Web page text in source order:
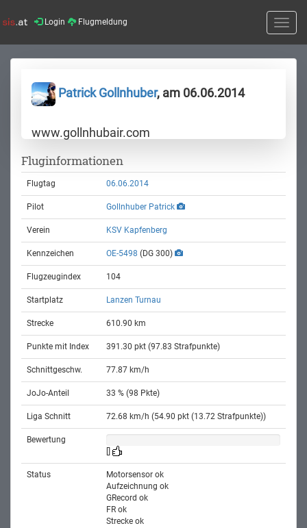
Login Flugmeldung
Toggle
Patrick Gollnhuber, am 06.06.2014
www.gollnhubair.com
Fluginformationen
Flugtag 06.06.2014
Pilot Gollnhuber Patrick
Verein KSV Kapfenberg
Kennzeichen OE-5498 (DG 300)
Flugzeugindex 104
Startplatz Lanzen Turnau
Strecke 610.90 km
Punkte mit Index 391.30 pkt (97.83 Strafpunkte)
Schnittgeschw. 77.87 km/h
JoJo-Anteil 33 % (98 Pkte)
Liga Schnitt 72.68 km/h (54.90 pkt (13.72 Strafpunkte))
Bewertung
Status
Motorsensor ok
Aufzeichnung ok
GRecord ok
FR ok
Strecke ok